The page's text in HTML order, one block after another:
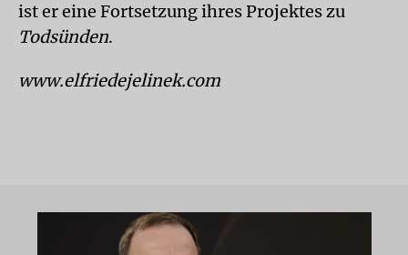
ist er eine Fortsetzung ihres Projektes zu
Todsünden.
www.elfriedejelinek.com